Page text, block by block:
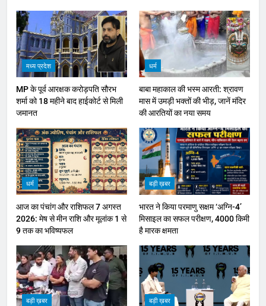
मध्य प्रदेश
MP के पूर्व आरक्षक करोड़पति सौरभ
शर्मा को 18 महीने बाद हाईकोर्ट से मिली
जमानत
धर्म
बाबा महाकाल की भस्म आरती: श्रावण
मास में उमड़ी भक्तों की भीड़, जानें मंदिर
की आरतियों का नया समय
धर्म
आज का पंचांग और राशिफल 7 अगस्त
2026: मेष से मीन राशि और मूलांक 1 से
9 तक का भविष्यफल
बड़ी ख़बर
भारत ने किया परमाणु सक्षम ‘अग्नि-4’
मिसाइल का सफल परीक्षण, 4000 किमी
है मारक क्षमता
बड़ी ख़बर बड़ी ख़बर